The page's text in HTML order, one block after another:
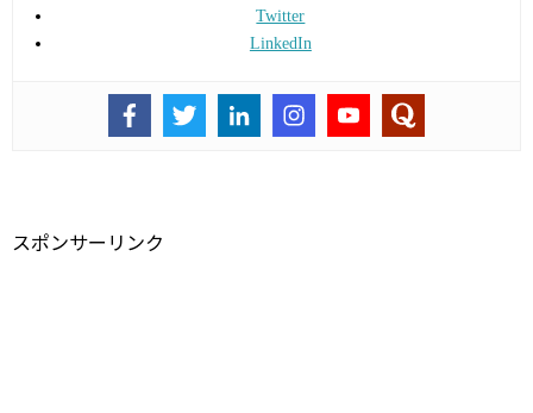
Twitter
LinkedIn
スポンサーリンク